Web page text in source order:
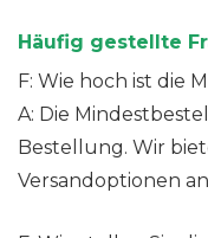
Häufig gestellte
F: Wie hoch ist die
A: Die
Bestellung. Wir
Versandoptionen